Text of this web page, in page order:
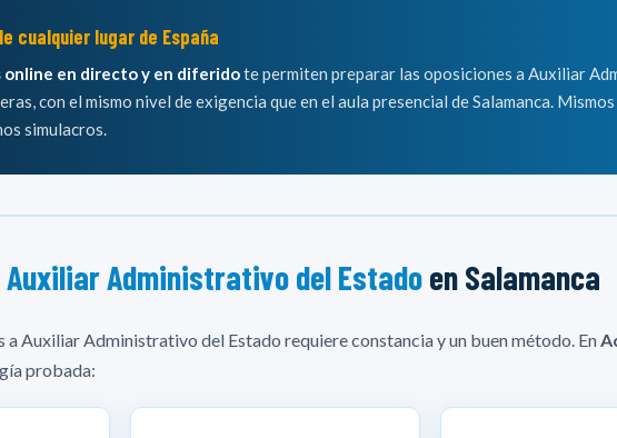
cualquier lugar de España
online en directo y en diferidote permiten preparar las oposiciones a Auxiliar
con el mismo nivel de exigencia que en el aula presencial de Salamanca.
simulacros.
Auxiliar Administrativo del Estadoen Salamanca
a Auxiliar Administrativo del Estado requiere constancia y un buen método. En
probada: